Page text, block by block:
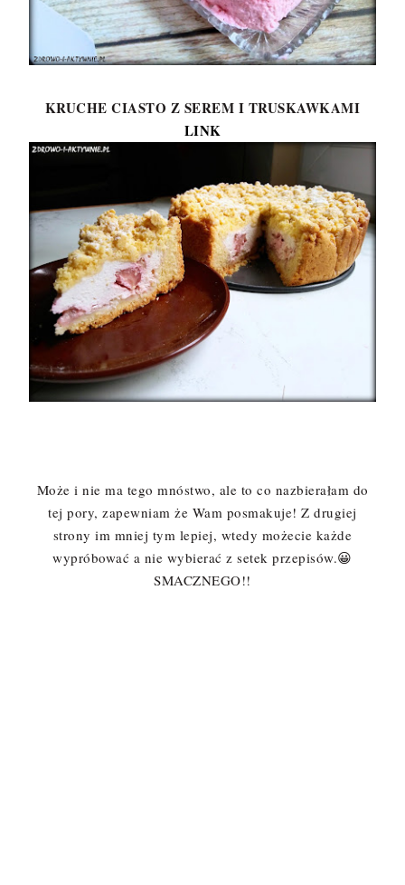
KRUCHE CIASTO Z SEREM I TRUSKAWKAMI
LINK
Może i nie ma tego mnóstwo, ale to co nazbierałam do
tej pory, zapewniam że Wam posmakuje! Z drugiej
strony im mniej tym lepiej, wtedy możecie każde
wypróbować a nie wybierać z setek przepisów.😀
SMACZNEGO!!